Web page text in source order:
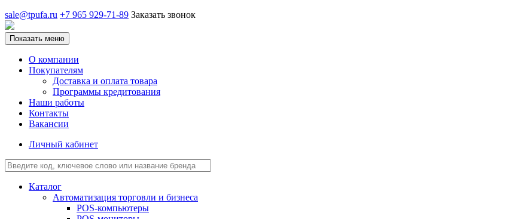
sale@tpufa.ru +7 965 929-71-89 Заказать звонок
Показать меню
О компании
Покупателям
Доставка и оплата товара
Программы кредитования
Наши работы
Контакты
Вакансии
Личный кабинет
Каталог
Автоматизация торговли и бизнеса
POS-компьютеры